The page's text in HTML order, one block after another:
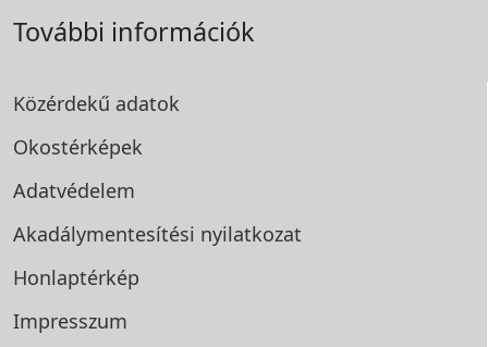
További információk
Közérdekű adatok
Okostérképek
Adatvédelem
Akadálymentesítési nyilatkozat
Honlaptérkép
Impresszum